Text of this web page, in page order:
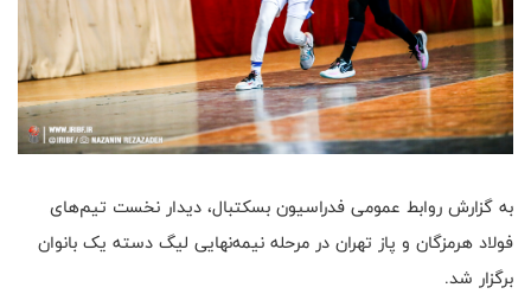
به گزارش روابط عمومی فدراسیون بسکتبال، دیدار نخست تیم‌های
فولاد هرمزگان و پاز تهران در مرحله نیمه‌نهایی لیگ دسته یک بانوان
برگزار شد.